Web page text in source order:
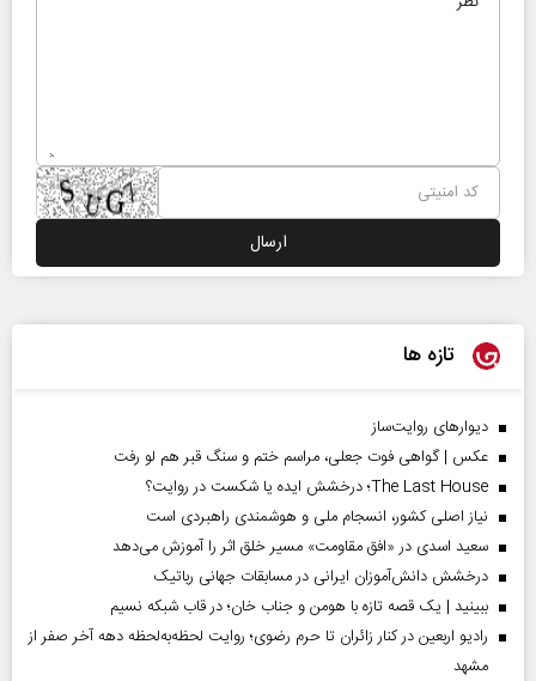
تازه ها
دیوارهای روایت‌ساز
عکس | گواهی فوت جعلی، مراسم ختم و سنگ قبر هم لو رفت
The Last House؛ درخشش ایده یا شکست در روایت؟
نیاز اصلی کشور، انسجام ملی و هوشمندی راهبردی است
سعید اسدی در «افق مقاومت» مسیر خلق اثر را آموزش می‌دهد
درخشش دانش‌آموزان ایرانی در مسابقات جهانی رباتیک
ببینید | یک قصه تازه با هومن و جناب‌ خان؛ در قاب شبکه نسیم
رادیو اربعین در کنار زائران تا حرم رضوی؛ روایت لحظه‌به‌لحظه دهه آخر صفر از
مشهد